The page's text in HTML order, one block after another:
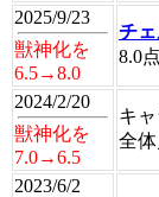
2025/9/23
獣神化を
6.5→8.0
チェ
8.0
2024/2/20
獣神化を
7.0→6.5
キ
全
2023/6/2